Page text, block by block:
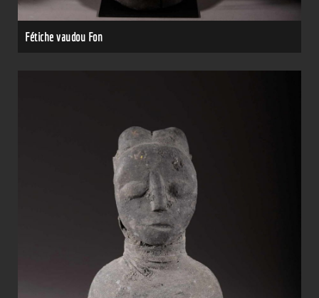
Fétiche vaudou Fon